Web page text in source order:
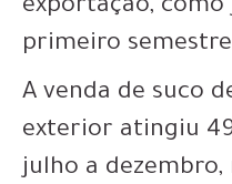
exportação, como
primeiro
A venda de suco
exterior atingiu
julho a dezembro,